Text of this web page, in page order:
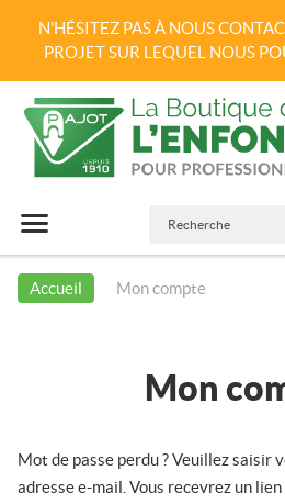
N'HÉSITEZ PAS À NOUS
PROJET SUR LEQUEL NOUS
Recherche
Passer
Menu principal
Menu
Accueil Mon compte
Mon
Mot de passe perdu ? Veuillez
adresse e-mail. Vous recevrez un